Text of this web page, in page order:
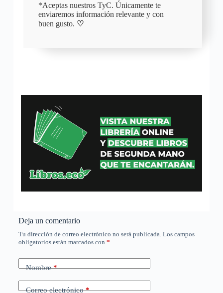
*Aceptas nuestros TyC. Únicamente te
enviaremos información relevante y con
buen gusto. ♡
Deja un comentario
Tu dirección de correo electrónico no será publicada. Los campos
obligatorios están marcados con *
Nombre*
Correo electrónico*